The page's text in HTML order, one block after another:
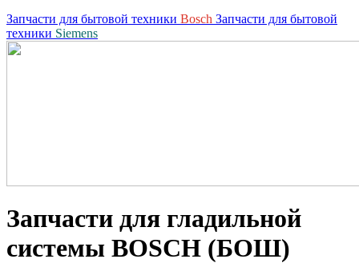
Запчасти для бытовой техники Bosch Запчасти для бытовой
техники Siemens
Запчасти для гладильной
системы BOSCH (БОШ)